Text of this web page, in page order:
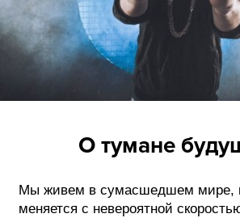
О тумане
Мы живем в сумасшедшем мире,
меняется с невероятной